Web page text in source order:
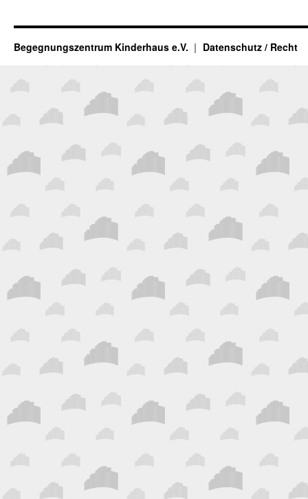
Begegnungszentrum Kinderhaus e.V. Datenschutz / Recht